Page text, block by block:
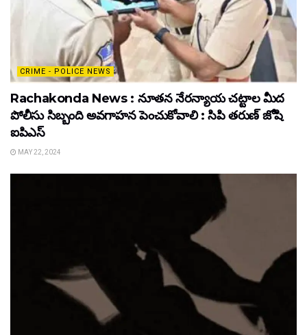
CRIME - POLICE NEWS
Rachakonda News : నూతన నేరన్యాయ చట్టాల మీద
పోలీసు సిబ్బంది అవగాహన పెంచుకోవాలి : సిపి తరుణ్ జోషి
ఐపిఎస్
MAY 22, 2024